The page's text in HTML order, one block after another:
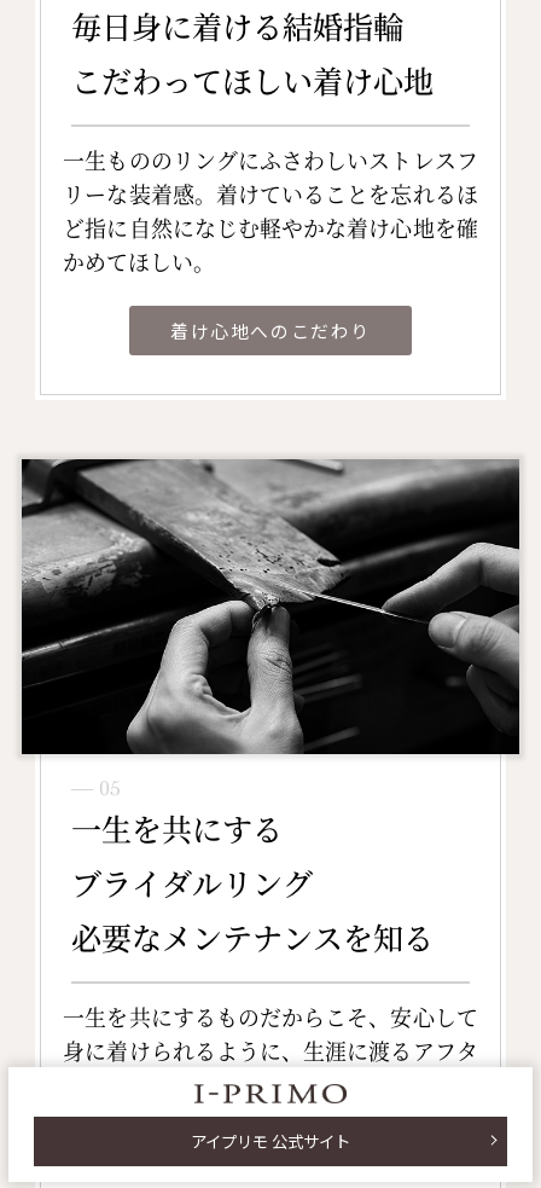
毎日身に着ける結婚指輪
こだわってほしい着け心地
一生もののリングにふさわしいストレスフ
リーな装着感。着けていることを忘れるほ
ど指に自然になじむ軽やかな着け心地を確
かめてほしい。
着け心地へのこだわり
― 05
一生を共にする
ブライダルリング
必要なメンテナンスを知る
一生を共にするものだからこそ、安心して
身に着けられるように、生涯に渡るアフタ
ーサービスが大切。
生涯保証のサービス
アイプリモ 公式サイト